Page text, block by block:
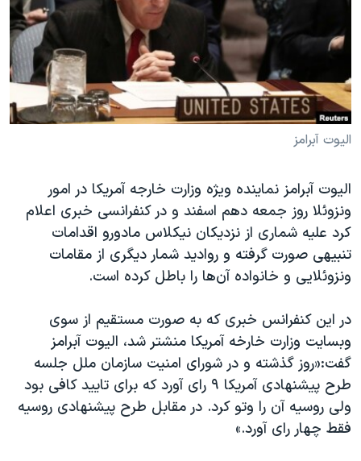
فرهنگ و زندگی
حقوق شهروندی
علم و فناوری
اسرائیل در جنگ
آرشیو پخش زنده
انتخابات ریاست جمهوری آمریکا ۲۰۲۴
حمله جمهوری اسلامی به اسرائیل
رمز مهسا
ورزش زنان در ایران
مجموعه مستندهای دادخواهی
تریبونال مردمی آبان ۹۸
دادگاه حمید نوری
چهل سال گروگان‌گیری
اعتراضات مردمی آبان ۹۸
اسرائیل در جنگ
نرگس محمدی برنده جایزه نوبل صلح
همایش محافظه‌کاران آمریکا «سی‌پک»
زبانهای مختلف
الیوت آبرامز
الیوت آبرامز نماینده ویژه وزارت خارجه آمریکا در امور
ونزوئلا روز جمعه دهم اسفند و در کنفرانسی خبری اعلام
کرد علیه شماری از نزدیکان نیکلاس مادورو اقدامات
تنبیهی صورت گرفته و روادید شمار دیگری از مقامات
ونزوئلایی و خانواده آن‌ها را باطل کرده است.
در این کنفرانس خبری که به صورت مستقیم از سوی
وبسایت وزارت خارخه آمریکا منشتر شد، الیوت آبرامز
گفت:‌«روز گذشته و در شورای امنیت سازمان ملل جلسه
طرح پیشنهادی آمریکا ۹ رای آورد که برای تایید کافی بود
ولی روسیه آن را وتو کرد. در مقابل طرح پیشنهادی روسیه
فقط چهار رای آورد.»